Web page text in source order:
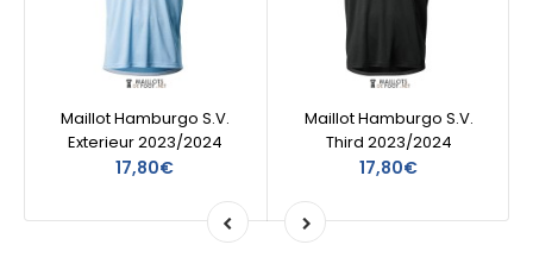
Maillot Hamburgo S.V.
Exterieur 2023/2024
17,80€
Maillot Hamburgo S.V.
Third 2023/2024
17,80€